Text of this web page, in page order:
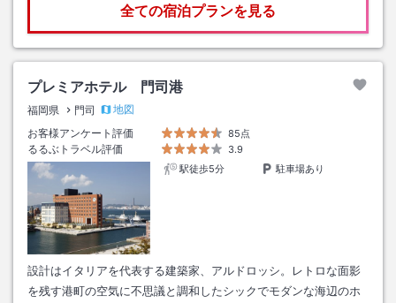
全ての宿泊プランを見る
プレミアホテル 門司港
福岡県 門司
地図
お客様アンケート評価
85点
るるぶトラベル評価
3.9
駅徒歩5分
駐車場あり
設計はイタリアを代表する建築家、アルドロッシ。レトロな面影
を残す港町の空気に不思議と調和したシックでモダンな海辺のホ